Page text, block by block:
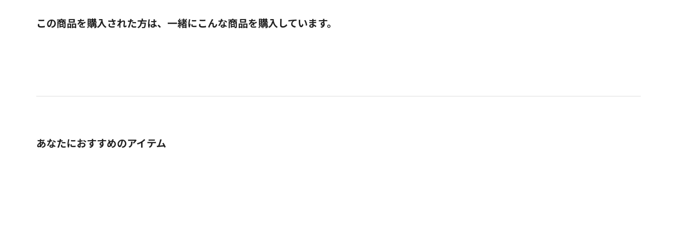
この商品を購入された方は、一緒にこんな商品を購入しています。
あなたにおすすめのアイテム